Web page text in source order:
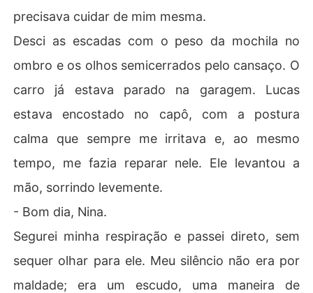
precisava cuidar de mim mesma.
Desci as escadas com o peso da mochila no
ombro e os olhos semicerrados pelo cansaço. O
carro já estava parado na garagem. Lucas
estava encostado no capô, com a postura
calma que sempre me irritava e, ao mesmo
tempo, me fazia reparar nele. Ele levantou a
mão, sorrindo levemente.
- Bom dia, Nina.
Segurei minha respiração e passei direto, sem
sequer olhar para ele. Meu silêncio não era por
maldade; era um escudo, uma maneira de